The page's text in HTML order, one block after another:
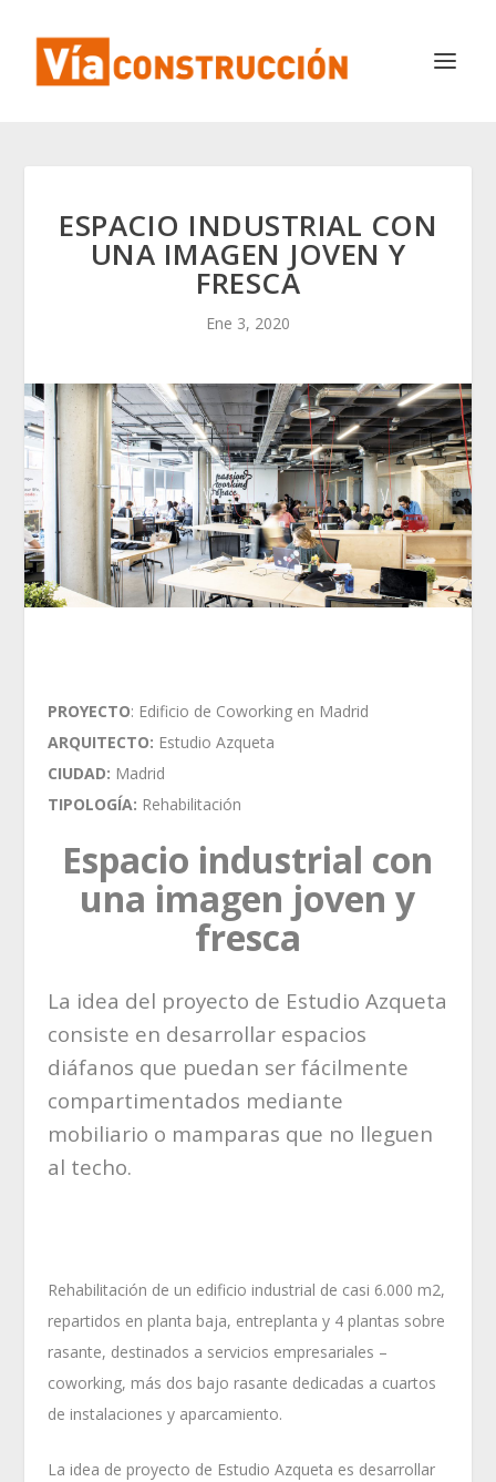
ESPACIO INDUSTRIAL CON
UNA IMAGEN JOVEN Y
FRESCA
Ene 3, 2020
PROYECTO: Edificio de Coworking en Madrid
ARQUITECTO: Estudio Azqueta
CIUDAD: Madrid
TIPOLOGÍA: Rehabilitación
Espacio industrial con
una imagen joven y
fresca
La idea del proyecto de Estudio Azqueta
consiste en desarrollar espacios
diáfanos que puedan ser fácilmente
compartimentados mediante
mobiliario o mamparas que no lleguen
al techo.
Rehabilitación de un edificio industrial de casi 6.000 m2,
repartidos en planta baja, entreplanta y 4 plantas sobre
rasante, destinados a servicios empresariales –
coworking, más dos bajo rasante dedicadas a cuartos
de instalaciones y aparcamiento.
La idea de proyecto de Estudio Azqueta es desarrollar